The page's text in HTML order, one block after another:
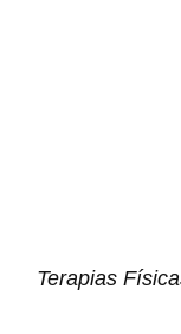
Terapias